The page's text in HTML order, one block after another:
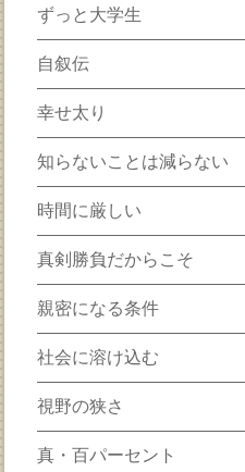
ずっと大学生
自叙伝
幸せ太り
知らないことは減らない
時間に厳しい
真剣勝負だからこそ
親密になる条件
社会に溶け込む
視野の狭さ
真・百パーセント